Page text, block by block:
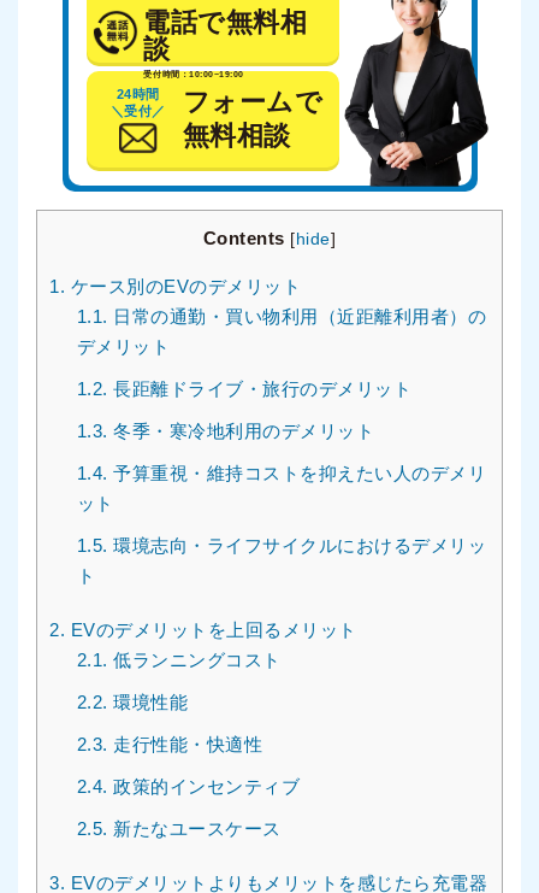
電話で無料相
談
受付時間：10:00~19:00
24時間
＼受付／
フォームで
無料相談
Contents [hide]
1. ケース別のEVのデメリット
1.1. 日常の通勤・買い物利用（近距離利用者）の
デメリット
1.2. 長距離ドライブ・旅行のデメリット
1.3. 冬季・寒冷地利用のデメリット
1.4. 予算重視・維持コストを抑えたい人のデメリ
ット
1.5. 環境志向・ライフサイクルにおけるデメリッ
ト
2. EVのデメリットを上回るメリット
2.1. 低ランニングコスト
2.2. 環境性能
2.3. 走行性能・快適性
2.4. 政策的インセンティブ
2.5. 新たなユースケース
3. EVのデメリットよりもメリットを感じたら充電器